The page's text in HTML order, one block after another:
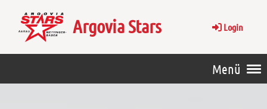
Argovia Stars Login
Menü